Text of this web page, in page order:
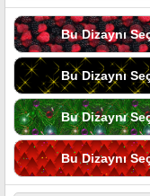
Bu Dizaynı
Bu Dizaynı
Bu Dizaynı
Bu Dizaynı